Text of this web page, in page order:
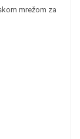
mrežom za